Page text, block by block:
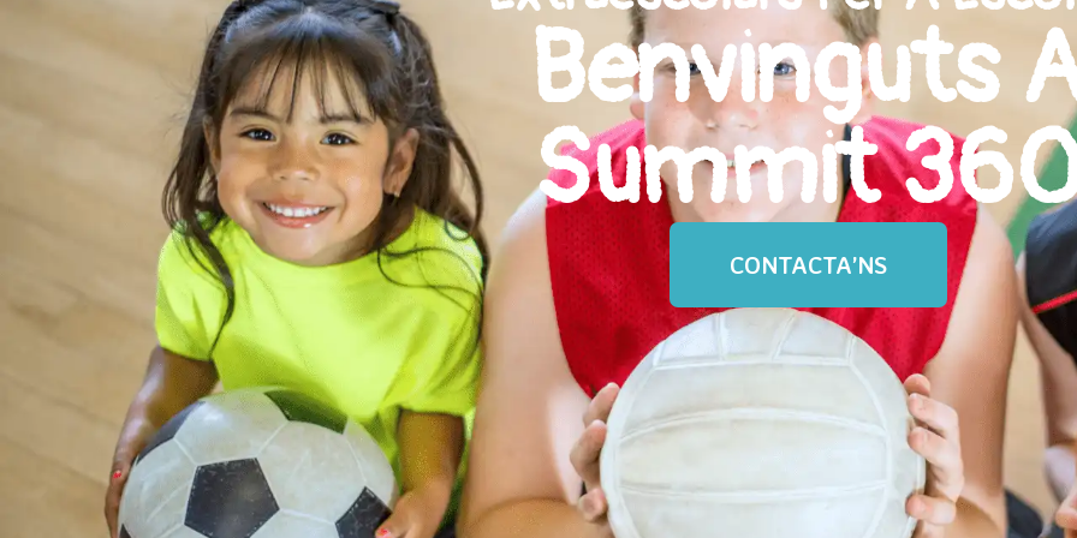
Benvinguts
Summit
CONTACTA’NS